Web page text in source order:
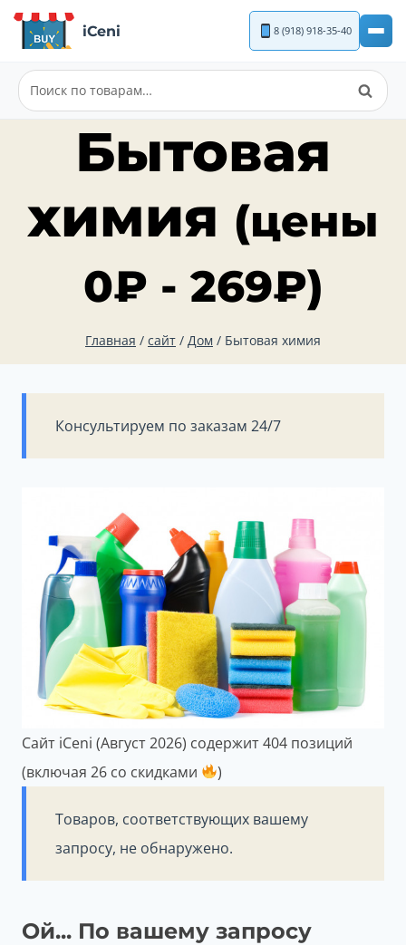
Перейти
содержимому
iCeni 8 (918) 918-35-40
Искать:
Поиск
Бытовая
химия (цены
0₽ - 269₽)
Главная / сайт / Дом / Бытовая химия
Консультируем по заказам 24/7
Сайт iCeni (Август 2026) содержит 404 позиций
(включая 26 со скидками
)
Товаров, соответствующих вашему
запросу, не обнаружено.
Ой... По вашему запросу